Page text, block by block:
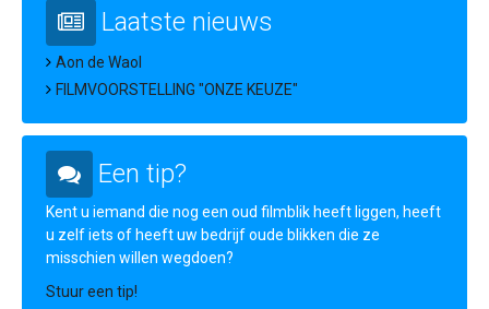
Laatste nieuws
Aon de Waol
FILMVOORSTELLING "ONZE KEUZE"
Een tip?
Kent u iemand die nog een oud filmblik heeft liggen, heeft
u zelf iets of heeft uw bedrijf oude blikken die ze
misschien willen wegdoen?
Stuur een tip!